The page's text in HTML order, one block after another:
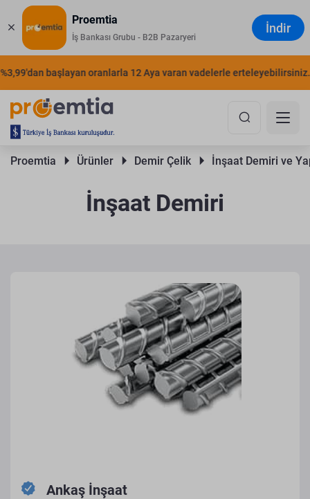
Proemtia
İş Bankası Grubu - B2B Pazaryeri
İndir
başlayan oranlarla 12 Aya varan vadelerle erteleyebilirsiniz.
Proemtia Ürünler Demir Çelik İnşaat Demiri ve
İnşaat Demiri
Ankaş İnşaat